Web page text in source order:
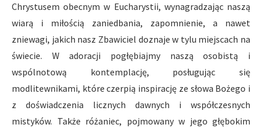
Chrystusem obecnym w Eucharystii, wynagradzając naszą
wiarą i miłością zaniedbania, zapomnienie, a nawet
zniewagi, jakich nasz Zbawiciel doznaje w tylu miejscach na
świecie. W adoracji pogłębiajmy naszą osobistą i
wspólnotową kontemplację, posługując się
modlitewnikami, które czerpią inspirację ze słowa Bożego i
z doświadczenia licznych dawnych i współczesnych
mistyków. Także różaniec, pojmowany w jego głębokim